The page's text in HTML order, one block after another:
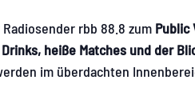
rbb 88.8 zum Public
heiße Matches und der
im überdachten